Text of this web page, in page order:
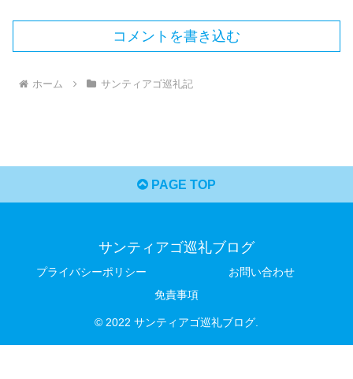
コメントを書き込む
ホーム サンティアゴ巡礼記
PAGE TOP
サンティアゴ巡礼ブログ
プライバシーポリシー
お問い合わせ
免責事項
© 2022 サンティアゴ巡礼ブログ.